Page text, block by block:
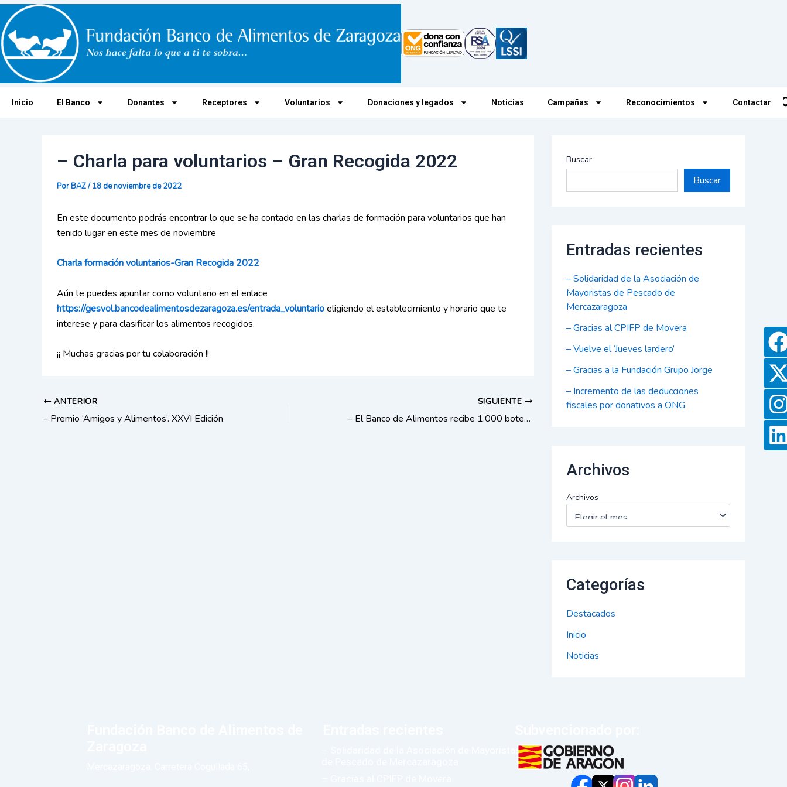
Ir
al
contenido
F
a
c
e
b
o
o
k
-
t
i
t
t
e
r
I
n
s
t
a
g
r
a
L
i
n
k
e
d
i
n
Inicio El Banco Donantes Receptores Voluntarios Donaciones y legados Noticias Campañas Reconocimientos Contactar
– Charla para voluntarios – Gran Recogida 2022
PorBAZ/18 de noviembre de 2022
En este documento podrás encontrar lo que se ha contado en las charlas de formación para voluntarios que han
tenido lugar en este mes de noviembre
Charla formación voluntarios-Gran Recogida 2022
Aún te puedes apuntar como voluntario en el enlace
https://gesvol.bancodealimentosdezaragoza.es/entrada_voluntarioeligiendo el establecimiento y horario que te
interese y para clasificar los alimentos recogidos.
¡¡ Muchas gracias por tu colaboración !!
Navegación
entradas
ANTERIOR
– Premio ‘Amigos y Alimentos’. XXVI Edición
SIGUIENTE
– El Banco de Alimentos recibe 1.000 botes de mermelada elaborada por Gardeniers
Buscar
Buscar
Entradas recientes
– Solidaridad de la Asociación de
Mayoristas de Pescado de
Mercazaragoza
– Gracias al CPIFP de Movera
– Vuelve el ‘Jueves lardero’
– Gracias a la Fundación Grupo Jorge
– Incremento de las deducciones
fiscales por donativos a ONG
Archivos
Archivos
Categorías
Destacados
Inicio
Noticias
– Solidaridad de la Asociación de Mayoristas